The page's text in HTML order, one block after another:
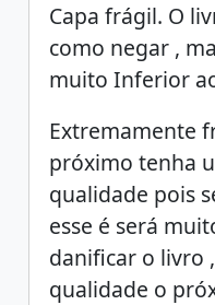
Capa frágil. O
como negar ,
muito Inferior
Extremamente
próximo tenha
qualidade pois
esse é será
danificar o livro
qualidade o